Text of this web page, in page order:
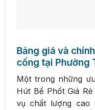
Bảng giá và
cống tại Phường
Một trong những
Hút Bể Phốt Giá
vụ chất lượng